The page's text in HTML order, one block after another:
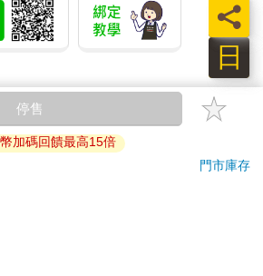
您操作ATM! 如接獲電話要求您前往
從指示，以免受騙上當！
停售
加碼回饋最高15倍
門市庫存
日
員